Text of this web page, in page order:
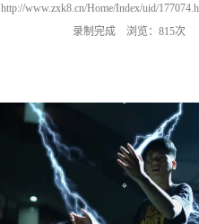
http://www.zxk8.cn/Home/Index/uid/
以加群(课程所用素材和插件，均在
466106974 群里干货满满 可以加我们导
录制完成 浏览：815次